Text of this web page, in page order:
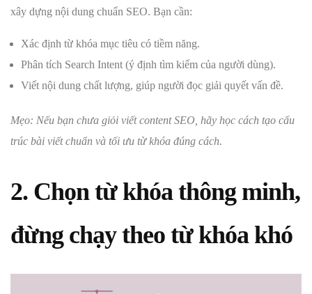
xây dựng nội dung chuẩn SEO. Bạn cần:
Xác định từ khóa mục tiêu có tiềm năng.
Phân tích Search Intent (ý định tìm kiếm của người dùng).
Viết nội dung chất lượng, giúp người đọc giải quyết vấn đề.
Mẹo: Nếu bạn chưa giỏi viết content SEO, hãy học cách tạo cấu
trúc bài viết chuẩn và tối ưu từ khóa đúng cách.
2. Chọn từ khóa thông minh,
đừng chạy theo từ khóa khó